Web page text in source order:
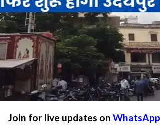
Join for live updates on WhatsApp